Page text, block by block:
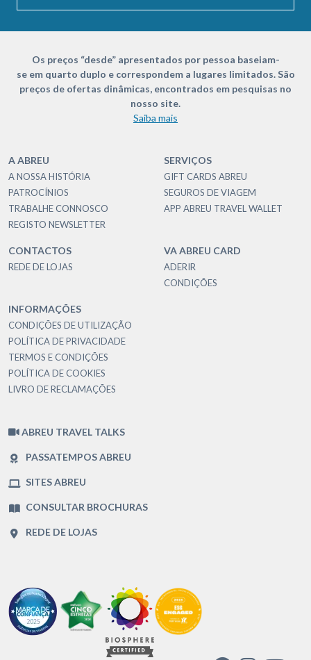
Os preços “desde” apresentados por pessoa baseiam-
se em quarto duplo e correspondem a lugares limitados. São
preços de ofertas dinâmicas, encontrados em pesquisas no
nosso site.
Saiba mais
A ABREU
A NOSSA HISTÓRIA
PATROCÍNIOS
TRABALHE CONNOSCO
REGISTO NEWSLETTER
SERVIÇOS
GIFT CARDS ABREU
SEGUROS DE VIAGEM
APP ABREU TRAVEL WALLET
CONTACTOS
REDE DE LOJAS
VA ABREU CARD
ADERIR
CONDIÇÕES
INFORMAÇÕES
CONDIÇÕES DE UTILIZAÇÃO
POLÍTICA DE PRIVACIDADE
TERMOS E CONDIÇÕES
POLÍTICA DE COOKIES
LIVRO DE RECLAMAÇÕES
ABREU TRAVEL TALKS
PASSATEMPOS ABREU
SITES ABREU
CONSULTAR BROCHURAS
REDE DE LOJAS